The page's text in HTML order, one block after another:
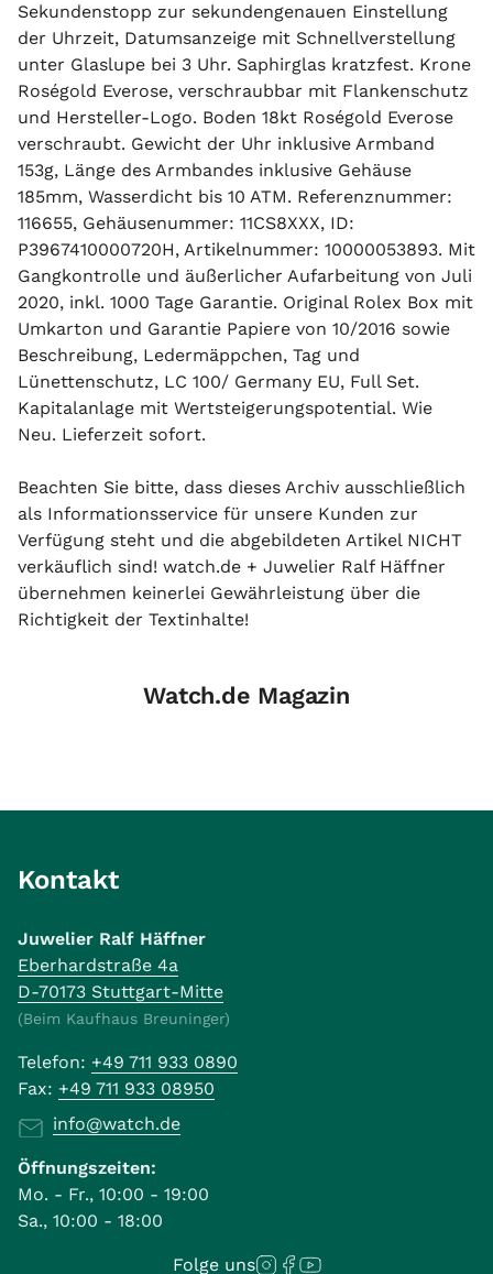
Sekundenstopp zur sekundengenauen Einstellung
der Uhrzeit, Datumsanzeige mit Schnellverstellung
unter Glaslupe bei 3 Uhr. Saphirglas kratzfest. Krone
Roségold Everose, verschraubbar mit Flankenschutz
und Hersteller-Logo. Boden 18kt Roségold Everose
verschraubt. Gewicht der Uhr inklusive Armband
153g, Länge des Armbandes inklusive Gehäuse
185mm, Wasserdicht bis 10 ATM. Referenznummer:
116655, Gehäusenummer: 11CS8XXX, ID:
P3967410000720H, Artikelnummer: 10000053893. Mit
Gangkontrolle und äußerlicher Aufarbeitung von Juli
2020, inkl. 1000 Tage Garantie. Original Rolex Box mit
Umkarton und Garantie Papiere von 10/2016 sowie
Beschreibung, Ledermäppchen, Tag und
Lünettenschutz, LC 100/ Germany EU, Full Set.
Kapitalanlage mit Wertsteigerungspotential. Wie
Neu. Lieferzeit sofort.
Beachten Sie bitte, dass dieses Archiv ausschließlich
als Informationsservice für unsere Kunden zur
Verfügung steht und die abgebildeten Artikel NICHT
verkäuflich sind! watch.de + Juwelier Ralf Häffner
übernehmen keinerlei Gewährleistung über die
Richtigkeit der Textinhalte!
Watch.de Magazin
Kontakt
Juwelier Ralf Häffner
Eberhardstraße 4a
D-70173 Stuttgart-Mitte
(Beim Kaufhaus Breuninger)
Telefon: +49 711 933 0890
Fax: +49 711 933 08950
info@watch.de
Öffnungszeiten:
Mo. - Fr., 10:00 - 19:00
Sa., 10:00 - 18:00
Folge uns